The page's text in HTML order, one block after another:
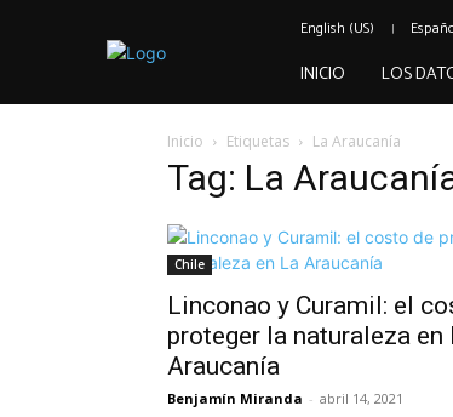
English (US)
INICIO LOS
Inicio Etiquetas La Araucanía
Tag: La
Chile
Linconao y Curamil: el
proteger la naturaleza en
Araucanía
Benjamín Miranda - abril 14, 2021